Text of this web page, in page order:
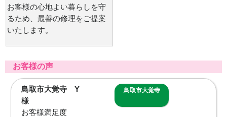
お客様の心地よい暮らしを守
るため、最善の修理をご提案
いたします。
お客様の声
境港市中野町 M
様
境港市中野町
お客様満足度